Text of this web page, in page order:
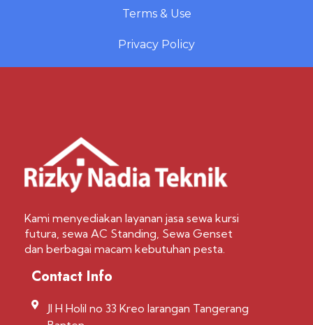
Terms & Use
Privacy Policy
Kami menyediakan layanan jasa sewa kursi
futura, sewa AC Standing, Sewa Genset
dan berbagai macam kebutuhan pesta.
Contact Info
Jl H Holil no 33 Kreo larangan Tangerang